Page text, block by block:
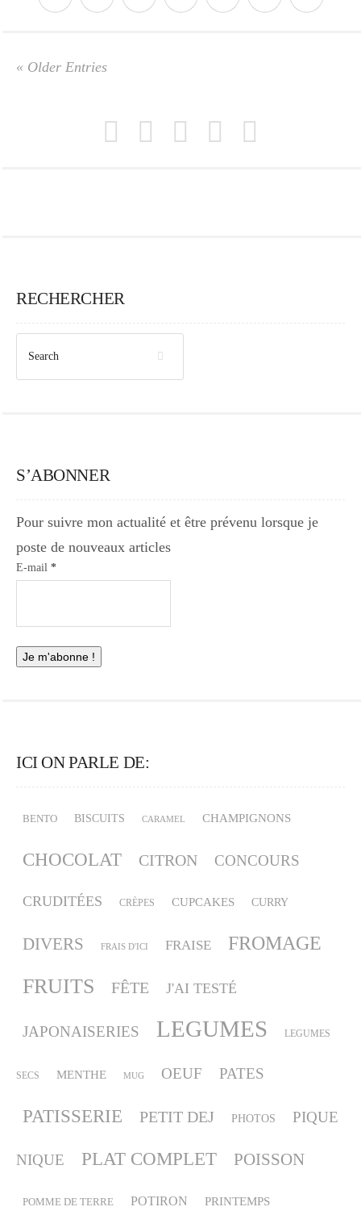
« Older Entries
RECHERCHER
S’ABONNER
Pour suivre mon actualité et être prévenu lorsque je
poste de nouveaux articles
E-mail *
ICI ON PARLE DE:
BENTO BISCUITS CARAMEL CHAMPIGNONS
CHOCOLAT CITRON CONCOURS
CRUDITÉES CRÈPES CUPCAKES CURRY
DIVERS FRAIS D'ICI FRAISE FROMAGE
FRUITS FÊTE J'AI TESTÉ
JAPONAISERIES LEGUMES LEGUMES
SECS MENTHE MUG OEUF PATES
PATISSERIE PETIT DEJ PHOTOS PIQUE
NIQUE PLAT COMPLET POISSON
POMME DE TERRE POTIRON PRINTEMPS